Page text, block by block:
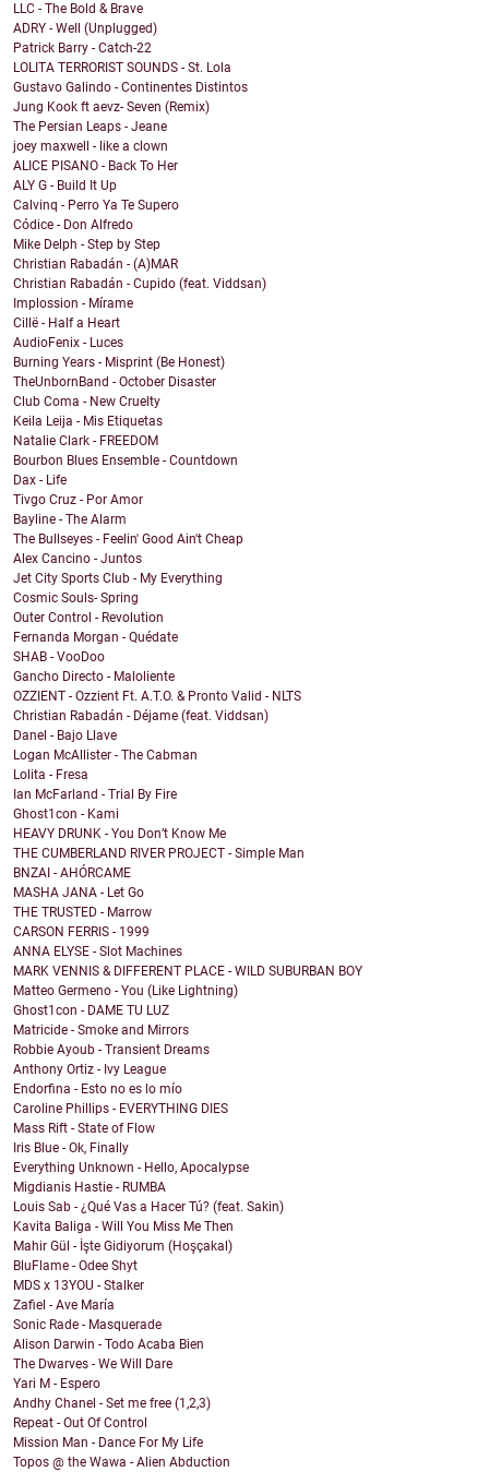
LLC - The Bold & Brave
ADRY - Well (Unplugged)
Patrick Barry - Catch-22
LOLITA TERRORIST SOUNDS - St. Lola
Gustavo Galindo - Continentes Distintos
Jung Kook ft aevz- Seven (Remix)
The Persian Leaps - Jeane
joey maxwell - like a clown
ALICE PISANO - Back To Her
ALY G - Build It Up
Calvinq - Perro Ya Te Supero
Códice - Don Alfredo
Mike Delph - Step by Step
Christian Rabadán - (A)MAR
Christian Rabadán - Cupido (feat. Viddsan)
Implossion - Mírame
Cillë - Half a Heart
AudioFenix - Luces
Burning Years - Misprint (Be Honest)
TheUnbornBand - October Disaster
Club Coma - New Cruelty
Keila Leija - Mis Etiquetas
Natalie Clark - FREEDOM
Bourbon Blues Ensemble - Countdown
Dax - Life
Tivgo Cruz - Por Amor
Bayline - The Alarm
The Bullseyes - Feelin' Good Ain't Cheap
Alex Cancino - Juntos
Jet City Sports Club - My Everything
Cosmic Souls- Spring
Outer Control - Revolution
Fernanda Morgan - Quédate
SHAB - VooDoo
Gancho Directo - Maloliente
OZZIENT - Ozzient Ft. A.T.O. & Pronto Valid - NLTS
Christian Rabadán - Déjame (feat. Viddsan)
Danel - Bajo Llave
Logan McAllister - The Cabman
Lolita - Fresa
Ian McFarland - Trial By Fire
Ghost1con - Kami
HEAVY DRUNK - You Don’t Know Me
THE CUMBERLAND RIVER PROJECT - Simple Man
BNZAI - AHÓRCAME
MASHA JANA - Let Go
THE TRUSTED - Marrow
CARSON FERRIS - 1999
ANNA ELYSE - Slot Machines
MARK VENNIS & DIFFERENT PLACE - WILD SUBURBAN BOY
Matteo Germeno - You (Like Lightning)
Ghost1con - DAME TU LUZ
Matricide - Smoke and Mirrors
Robbie Ayoub - Transient Dreams
Anthony Ortiz - Ivy League
Endorfina - Esto no es lo mío
Caroline Phillips - EVERYTHING DIES
Mass Rift - State of Flow
Iris Blue - Ok, Finally
Everything Unknown - Hello, Apocalypse
Migdianis Hastie - RUMBA
Louis Sab - ¿Qué Vas a Hacer Tú? (feat. Sakin)
Kavita Baliga - Will You Miss Me Then
Mahir Gül - İşte Gidiyorum (Hoşçakal)
BluFlame - Odee Shyt
MDS x 13YOU - Stalker
Zafiel - Ave María
Sonic Rade - Masquerade
Alison Darwin - Todo Acaba Bien
The Dwarves - We Will Dare
Yari M - Espero
Andhy Chanel - Set me free (1,2,3)
Repeat - Out Of Control
Mission Man - Dance For My Life
Topos @ the Wawa - Alien Abduction